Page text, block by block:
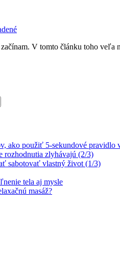
V tomto článku toho veľa
ako použiť 5-sekundové pravidlo
rozhodnutia zlyhávajú (2/3)
sabotovať vlastný život (1/3)
tela aj mysle
masáž?